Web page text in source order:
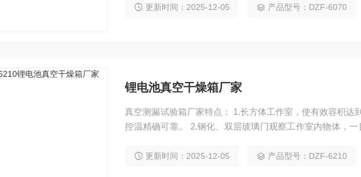
更新时间：2025-12-05 产品型号：DZF-6070
锂电池真空干燥箱厂家
真空测漏试验箱厂家特点： 1.长方体工作室，使有效容积达
控温精确可靠。 2.钢化、双层玻璃门观察工作室内物体，
更新时间：2025-12-05 产品型号：DZF-6210